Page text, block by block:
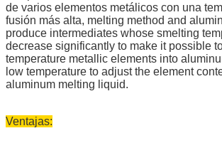
de varios elementos metálicos con una
fusión más alta, melting method and
produce intermediates whose smelting
decrease significantly to make it possible
temperature metallic elements into
low temperature to adjust the element
aluminum melting liquid.
Ventajas: